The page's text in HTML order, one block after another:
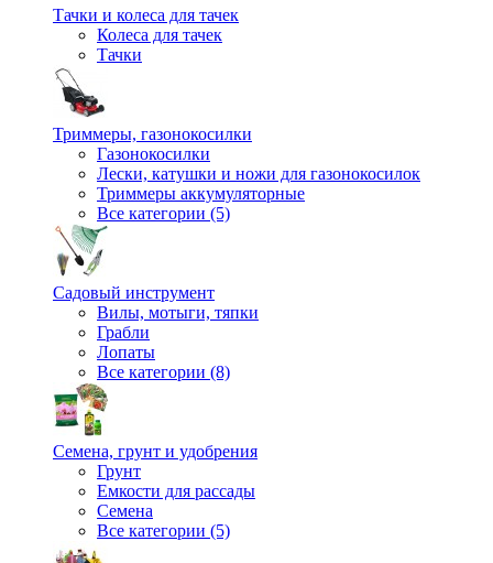
Тачки и колеса для тачек
Колеса для тачек
Тачки
Триммеры, газонокосилки
Газонокосилки
Лески, катушки и ножи для газонокосилок
Триммеры аккумуляторные
Все категории (5)
Садовый инструмент
Вилы, мотыги, тяпки
Грабли
Лопаты
Все категории (8)
Семена, грунт и удобрения
Грунт
Емкости для рассады
Семена
Все категории (5)